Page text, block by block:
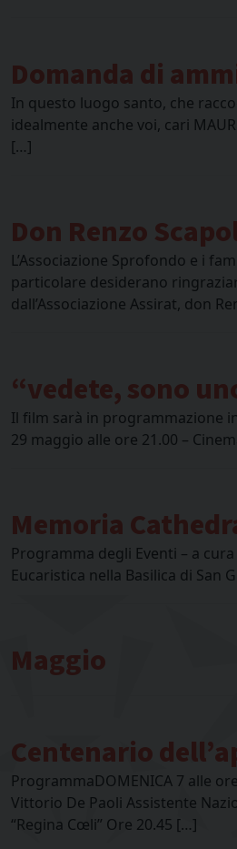
Domanda di
In questo luogo santo, che
idealmente anche voi, cari
[…]
Don Renzo
L’Associazione Sprofondo e i
particolare desiderano
dall’Associazione Assirat, don
“vedete, sono
Il film sarà in programmazione
29 maggio alle ore 21.00 –
Memoria
Programma degli Eventi – a
Eucaristica nella Basilica di San
Maggio
Centenario
ProgrammaDOMENICA 7 alle
Vittorio De Paoli Assistente
“Regina Cœli” Ore 20.45 […]